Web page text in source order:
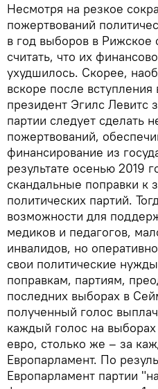
Несмотря на резкое
пожертвований
в год выборов в Рижское
считать, что их
ухудшилось. Скорее,
вскоре после
президент Эгилс Левитс
партии следует сделать
пожертвований,
финансирование из
результате осенью 2019
скандальные поправки к
политических партий.
возможности для
медиков и педагогов,
инвалидов, но
свои политические
поправкам, партиям,
последних выборах в
полученный голос
каждый голос на
евро, столько же – за
Европарламент. По
Европарламент партии